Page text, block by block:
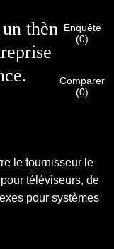
thème
à se
le fournisseur le
téléviseurs, de
pour systèmes
Soumettre
l'information
entraîneront un
Une fois
une notification
Enquête
(0)
Comparer
(0)